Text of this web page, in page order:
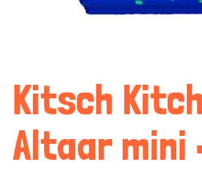
Kitsch
Altaar mini